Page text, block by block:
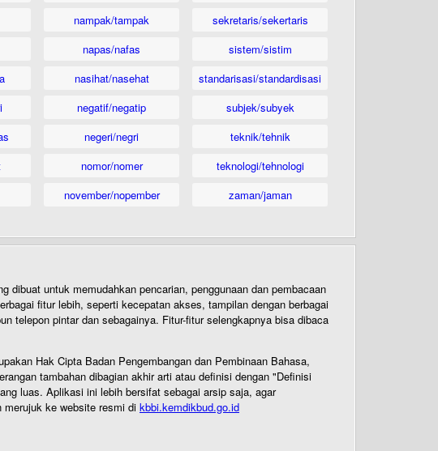
nampak/tampak
napas/nafas
nasihat/nasehat
negatif/negatip
negeri/negri
nomor/nomer
november/nopember
sekretaris/sekertaris
sistem/sistim
standarisasi/standardisasi
subjek/subyek
teknik/tehnik
teknologi/tehnologi
zaman/jaman
dibuat untuk memudahkan pencarian, penggunaan dan pembacaan
fitur lebih, seperti kecepatan akses, tampilan dengan berbagai
telepon pintar dan sebagainya. Fitur-fitur selengkapnya bisa dibaca
Hak Cipta Badan Pengembangan dan Pembinaan Bahasa,
tambahan dibagian akhir arti atau definisi dengan "Definisi
luas. Aplikasi ini lebih bersifat sebagai arsip saja, agar
ke website resmi di kbbi.kemdikbud.go.id